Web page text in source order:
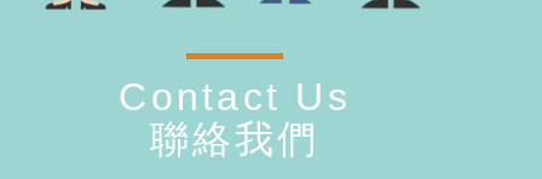
Contact Us
聯絡我們